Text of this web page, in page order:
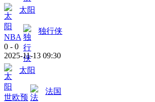
太阳
NBA
独行侠
0 - 0
2025-11-13 09:30
太阳
世欧预
法国